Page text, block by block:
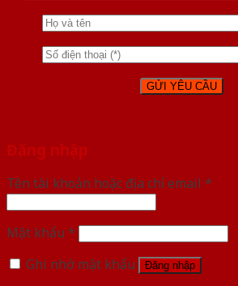
Đăng nhập
Tên tài khoản hoặc địa chỉ email *
Mật khẩu *
Ghi nhớ mật khẩu
Đăng nhập